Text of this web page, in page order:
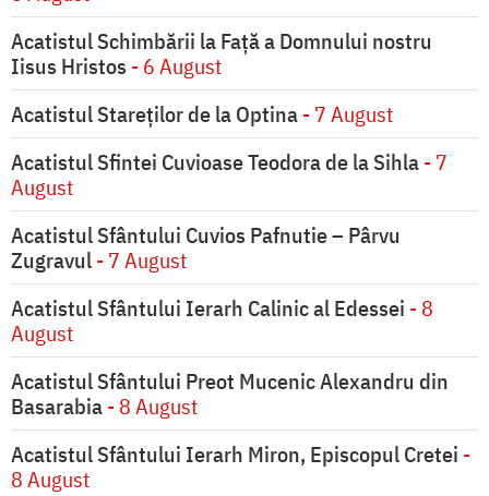
Acatistul Schimbării la Faţă a Domnului nostru
Iisus Hristos - 6 August
Acatistul Stareţilor de la Optina- 7 August
Acatistul Sfintei Cuvioase Teodora de la Sihla- 7
August
Acatistul Sfântului Cuvios Pafnutie – Pârvu
Zugravul- 7 August
Acatistul Sfântului Ierarh Calinic al Edessei - 8
August
Acatistul Sfântului Preot Mucenic Alexandru din
Basarabia- 8 August
Acatistul Sfântului Ierarh Miron, Episcopul Cretei -
8 August